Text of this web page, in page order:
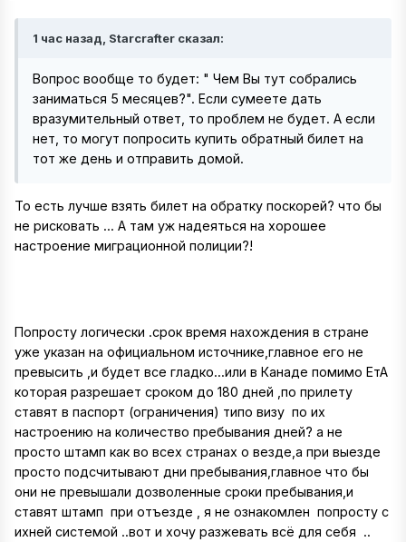
1 час назад, Starcrafter сказал:
Вопрос вообще то будет: " Чем Вы тут собрались
заниматься 5 месяцев?". Если сумеете дать
вразумительный ответ, то проблем не будет. А если
нет, то могут попросить купить обратный билет на
тот же день и отправить домой.
То есть лучше взять билет на обратку поскорей? что бы
не рисковать ... А там уж надеяться на хорошее
настроение миграционной полиции?!
Попросту логически .срок время нахождения в стране
уже указан на официальном источнике,главное его не
превысить ,и будет все гладко...или в Канаде помимо ЕтА
которая разрешает сроком до 180 дней ,по прилету
ставят в паспорт (ограничения) типо визу по их
настроению на количество пребывания дней? а не
просто штамп как во всех странах о везде,а при выезде
просто подсчитывают дни пребывания,главное что бы
они не превышали дозволенные сроки пребывания,и
ставят штамп при отъезде , я не ознакомлен попросту с
ихней системой ..вот и хочу разжевать всё для себя ..